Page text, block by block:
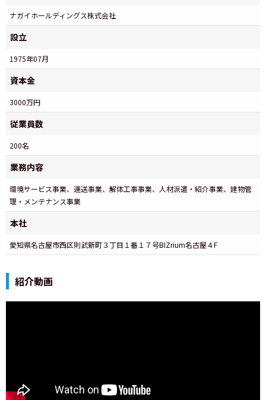
ナガイホールディングス株式会社
設立
1975年07月
資本金
3000万円
従業員数
200名
業務内容
環境サービス事業、運送事業、解体工事事業、人材派遣・紹介事業、建物管
理・メンテナンス事業
本社
愛知県名古屋市西区則武新町３丁目１番１７号BIZrium名古屋４F
紹介動画